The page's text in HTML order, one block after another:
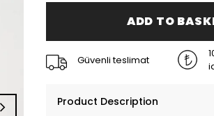
ADD TO
Güvenli teslimat
Product Description